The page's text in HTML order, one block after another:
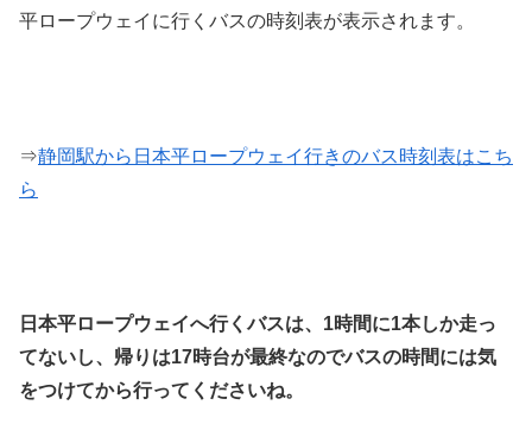
平ロープウェイに行くバスの時刻表が表示されます。
⇒静岡駅から日本平ロープウェイ行きのバス時刻表はこち
ら
日本平ロープウェイへ行くバスは、1時間に1本しか走っ
てないし、帰りは17時台が最終なのでバスの時間には気
をつけてから行ってくださいね。